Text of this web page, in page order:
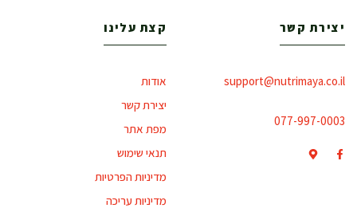
יצירת קשר
support@nutrimaya.co.il
077-997-0003
קצת עלינו
אודות
יצירת קשר
מפת אתר
תנאי שימוש
מדיניות הפרטיות
מדיניות עריכה